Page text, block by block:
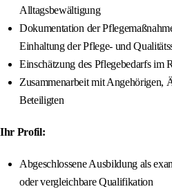
Alltagsbewältigung
Dokumentation der
Einhaltung der Pflege- und
Einschätzung des Pflegebedarfs im
Zusammenarbeit mit Angehörigen,
Beteiligten
Ihr Profil:
Abgeschlossene Ausbildung als
oder vergleichbare Qualifikation